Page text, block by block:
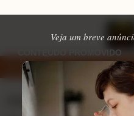
Veja um breve
apps de namoro que permitem
⏱ 9 min de leitura